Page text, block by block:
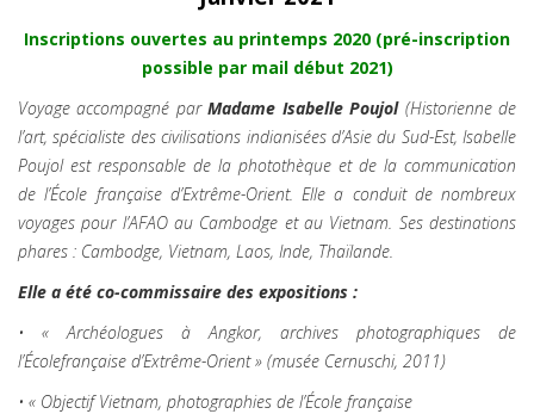
Inscriptions ouvertes au printemps 2020 (pré-inscription
possible par mail début 2021)
Voyage accompagné parMadame Isabelle Poujol (Historienne de
l’art, spécialiste des civilisations indianisées d’Asie du Sud-Est, Isabelle
Poujol est responsable de la photothèque et de la communication
de l’École française d’Extrême-Orient. Elle a conduit de nombreux
voyages pour l’AFAO au Cambodge et au Vietnam. Ses destinations
phares : Cambodge, Vietnam, Laos, Inde, Thaïlande.
Elle a été co-commissaire des expositions :
• « Archéologues à Angkor, archives photographiques de
l’Écolefrançaise d’Extrême-Orient » (musée Cernuschi, 2011)
• « Objectif Vietnam, photographies de l’École française